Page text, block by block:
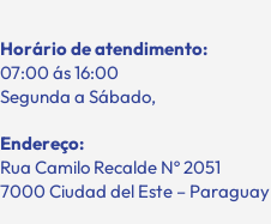
Horário de atendimento:
07:00 ás 16:00
Segunda a Sábado,
Endereço:
Rua Camilo Recalde Nº 2051
7000 Ciudad del Este – Paraguay